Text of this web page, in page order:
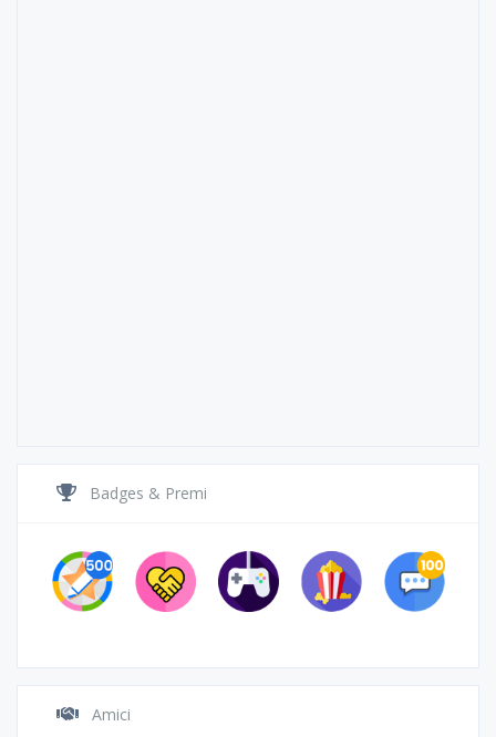
Badges & Premi
Amici